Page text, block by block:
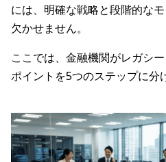
には、明確な戦略と段階的な
欠かせません。
ここでは、金融機関がレガシ
ポイントを5つのステップに分